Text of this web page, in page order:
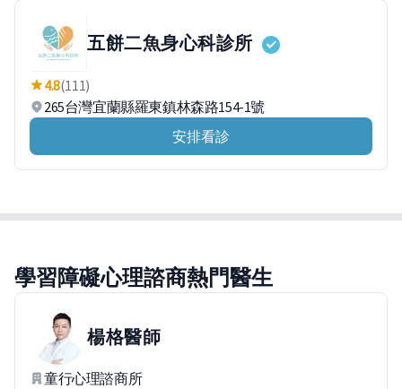
五餅二魚身心科診所
4.8(111)
265台灣宜蘭縣羅東鎮林森路154-1號
安排看診
學習障礙心理諮商熱門醫生
楊格醫師
童行心理諮商所